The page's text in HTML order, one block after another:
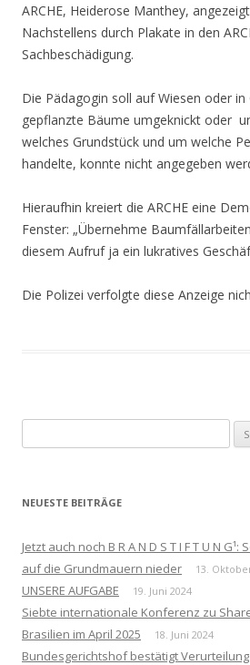
ARCHE, Heiderose Manthey,
Nachstellens durch Plakate in den
Sachbeschädigung.
Die Pädagogin soll auf Wiesen oder
gepflanzte Bäume umgeknickt oder
welches Grundstück und um welche
handelte, konnte nicht angegeben
Hieraufhin kreiert die ARCHE eine
Fenster: „Übernehme
diesem Aufruf ja ein lukratives
Die Polizei verfolgte diese Anzeige
nach:
NEUESTE BEITRÄGE
Jetzt auch noch B R A N D S T I F T U N
auf die Grundmauern nieder
13.
UNSERE AUFGABE 19. Juni 2024
Siebte internationale Konferenz zu
Brasilien im April 2025
18. Juni 2024
Bundesgerichtshof bestätigt Verurteilung